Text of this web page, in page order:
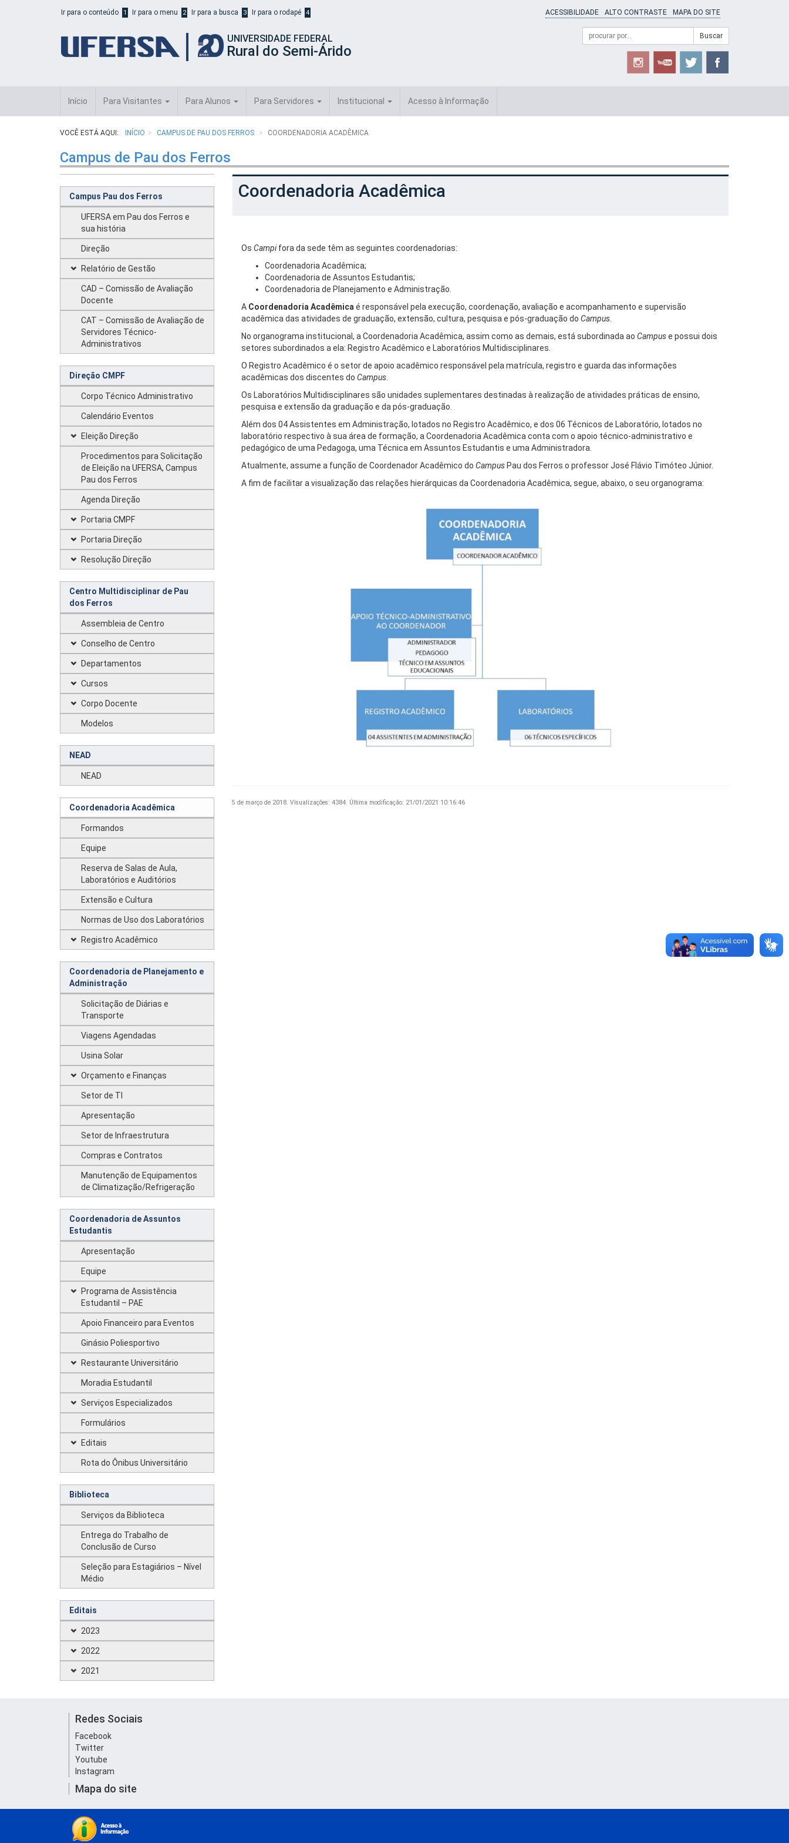
Ir para o conteúdo 1 Ir para o menu 2 Ir para a busca 3 Ir para o rodapé 4 ACESSIBILIDADE ALTO CONTRASTE MAPA DO SITE
UNIVERSIDADE FEDERAL
Rural do Semi-Árido
Formulário
Campo
de
Buscar
Início Para Visitantes Para Alunos Para Servidores Institucional Acesso à Informação
VOCÊ ESTÁ AQUI: INÍCIO CAMPUS DE PAU DOS FERROS COORDENADORIA ACADÊMICA
Campus de Pau dos Ferros
Campus Pau dos Ferros
UFERSA em Pau dos Ferros e
sua história
Direção
Relatório de Gestão
CAD – Comissão de Avaliação
Docente
CAT – Comissão de Avaliação de
Servidores Técnico-
Administrativos
Direção CMPF
Corpo Técnico Administrativo
Calendário Eventos
Eleição Direção
Procedimentos para Solicitação
de Eleição na UFERSA, Campus
Pau dos Ferros
Agenda Direção
Portaria CMPF
Portaria Direção
Resolução Direção
Centro Multidisciplinar de Pau
dos Ferros
Assembleia de Centro
Conselho de Centro
Departamentos
Cursos
Corpo Docente
Modelos
NEAD
NEAD
Coordenadoria Acadêmica
Formandos
Equipe
Reserva de Salas de Aula,
Laboratórios e Auditórios
Extensão e Cultura
Normas de Uso dos Laboratórios
Registro Acadêmico
Coordenadoria de Planejamento e
Administração
Solicitação de Diárias e
Transporte
Viagens Agendadas
Usina Solar
Orçamento e Finanças
Setor de TI
Apresentação
Setor de Infraestrutura
Compras e Contratos
Manutenção de Equipamentos
de Climatização/Refrigeração
Coordenadoria de Assuntos
Estudantis
Apresentação
Equipe
Programa de Assistência
Estudantil – PAE
Apoio Financeiro para Eventos
Ginásio Poliesportivo
Restaurante Universitário
Moradia Estudantil
Serviços Especializados
Formulários
Editais
Rota do Ônibus Universitário
Biblioteca
Serviços da Biblioteca
Entrega do Trabalho de
Conclusão de Curso
Seleção para Estagiários – Nível
Médio
Editais
2023
2022
2021
Coordenadoria Acadêmica
Os Campifora da sede têm as seguintes coordenadorias:
Coordenadoria Acadêmica;
Coordenadoria de Assuntos Estudantis;
Coordenadoria de Planejamento e Administração.
A Coordenadoria Acadêmica é responsável pela execução, coordenação, avaliação e acompanhamento e supervisão
acadêmica das atividades de graduação, extensão, cultura, pesquisa e pós-graduação do Campus.
No organograma institucional, a Coordenadoria Acadêmica, assim como as demais, está subordinada ao Campuse possui dois
setores subordinados a ela: Registro Acadêmico e Laboratórios Multidisciplinares.
O Registro Acadêmico é o setor de apoio acadêmico responsável pela matrícula, registro e guarda das informações
acadêmicas dos discentes do Campus.
Os Laboratórios Multidisciplinares são unidades suplementares destinadas à realização de atividades práticas de ensino,
pesquisa e extensão da graduação e da pós-graduação.
Além dos 04 Assistentes em Administração, lotados no Registro Acadêmico, e dos 06 Técnicos de Laboratório, lotados no
laboratório respectivo à sua área de formação, a Coordenadoria Acadêmica conta com o apoio técnico-administrativo e
pedagógico de uma Pedagoga, uma Técnica em Assuntos Estudantis e uma Administradora.
Atualmente, assume a função de Coordenador Acadêmico do CampusPau dos Ferros o professor José Flávio Timóteo Júnior.
A fim de facilitar a visualização das relações hierárquicas da Coordenadoria Acadêmica, segue, abaixo, o seu organograma:
5 de março de 2018. Visualizações: 4384. Última modificação: 21/01/2021 10:16:46
Redes Sociais
Facebook
Twitter
Youtube
Instagram
Mapa do site